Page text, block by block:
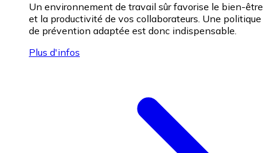
Un environnement de travail sûr favorise le bien-être
et la productivité de vos collaborateurs. Une politique
de prévention adaptée est donc indispensable.
Plus d'infos